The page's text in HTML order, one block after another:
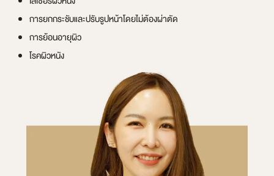
การยกกระชับและปรับรูปหน้าโดยไม่ต้องผ่าตัด
การย้อนอายุผิว
โรคผิวหนัง